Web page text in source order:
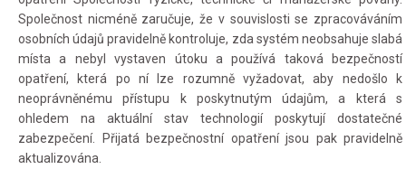
Společnost nicméně zaručuje, že v souvislosti se zpracováváním
osobních údajů pravidelně kontroluje, zda systém neobsahuje slabá
místa a nebyl vystaven útoku a používá taková bezpečností
opatření, která po ní lze rozumně vyžadovat, aby nedošlo k
neoprávněnému přístupu k poskytnutým údajům, a která s
ohledem na aktuální stav technologií poskytují dostatečné
zabezpečení. Přijatá bezpečnostní opatření jsou pak pravidelně
aktualizována.